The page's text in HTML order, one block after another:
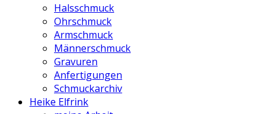
Halsschmuck
Ohrschmuck
Armschmuck
Männerschmuck
Gravuren
Anfertigungen
Schmuckarchiv
Heike Elfrink